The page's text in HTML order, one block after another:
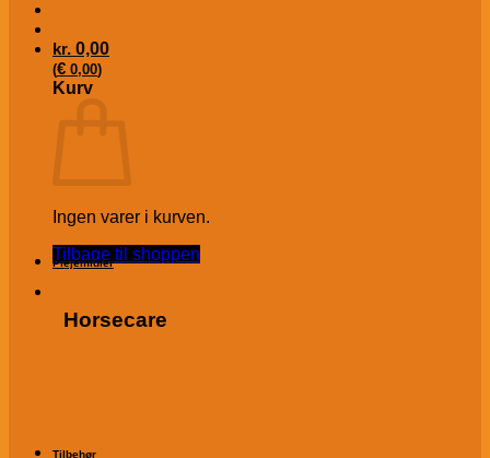
kr. 0,00
(€ 0,00)
Kurv
Ingen varer i kurven.
Tilbage til shoppen
Plejemidler
Horsecare
Tilbehør